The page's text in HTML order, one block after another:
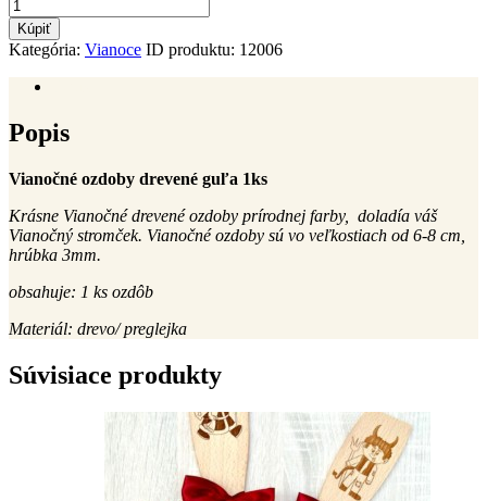
Vianočné
ozdoby
drevené
guľa
Kúpiť
Kategória: Vianoce ID produktu: 12006
Popis
Vianočné ozdoby drevené guľa 1ks
Krásne Vianočné drevené ozdoby prírodnej farby, doladía váš
Vianočný stromček. Vianočné ozdoby sú vo veľkostiach od 6-8 cm,
hrúbka 3mm.
obsahuje: 1 ks ozdôb
Materiál: drevo/ preglejka
Súvisiace produkty